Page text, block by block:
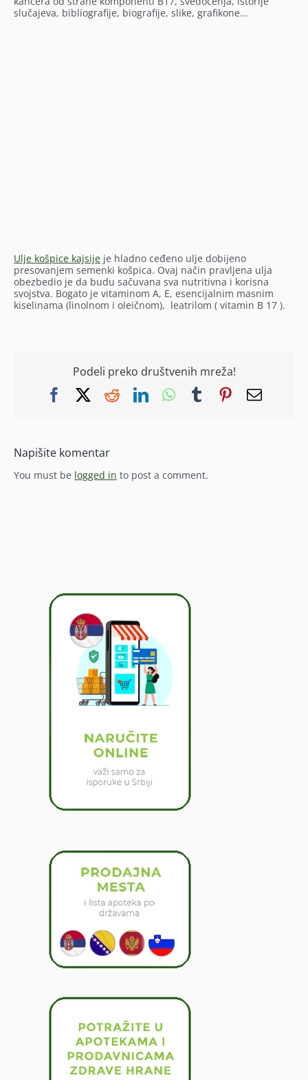
slučajeva, bibliografije, biografije, slike, grafikone…
Ulje košpice kajsije je hladno ceđeno ulje dobijeno
presovanjem semenki košpica. Ovaj način pravljena ulja
obezbedio je da budu sačuvana sva nutritivna i korisna
svojstva. Bogato je vitaminom A, E, esencijalnim masnim
kiselinama (linolnom i oleičnom), leatrilom ( vitamin B 17 ).
Podeli preko društvenih mreža!
FacebookRedditLinkedInWhatsApp
TumblrPinterest
Email
Napišite komentar
You must be logged in to post a comment.